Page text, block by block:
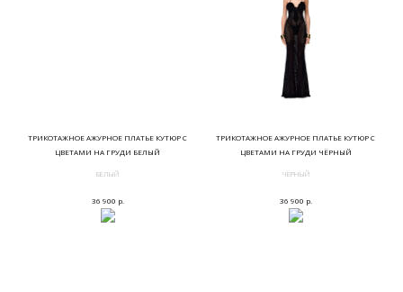
ТРИКОТАЖНОЕ АЖУРНОЕ ПЛАТЬЕ КУТЮР С
ЦВЕТАМИ НА ГРУДИ БЕЛЫЙ
БЕЛЫЙ
36 900 р.
ТРИКОТАЖНОЕ АЖУРНОЕ ПЛАТЬЕ КУТЮР С
ЦВЕТАМИ НА ГРУДИ ЧЁРНЫЙ
ЧЁРНЫЙ
36 900 р.